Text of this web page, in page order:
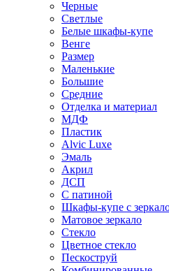
Черные
Светлые
Белые шкафы-купе
Венге
Размер
Маленькие
Большие
Средние
Отделка и материал
МДФ
Пластик
Alvic Luxe
Эмаль
Акрил
ДСП
С патиной
Шкафы-купе с
Матовое зеркало
Стекло
Цветное стекло
Пескоструй